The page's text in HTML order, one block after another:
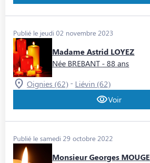
Publié le jeudi 02 novembre 2023
Madame Astrid LOYEZ
Née BREBANT - 88 ans
Oignies (62) - Liévin (62)
Voir
Publié le samedi 29 octobre 2022
Monsieur Georges MOUGE